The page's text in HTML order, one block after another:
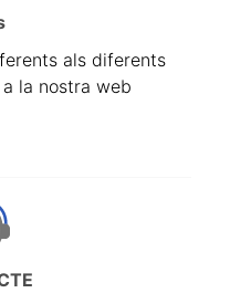
als diferents
la nostra web